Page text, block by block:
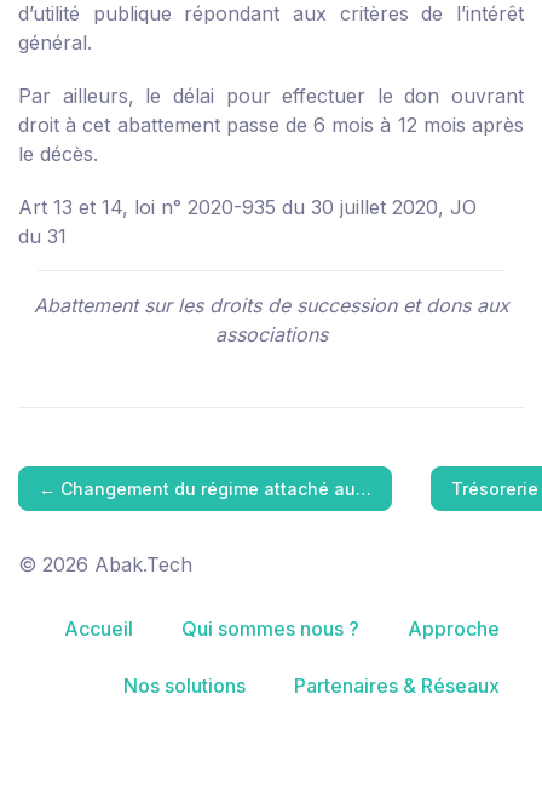
d’utilité publique répondant aux critères de l’intérêt
général.
Par ailleurs, le délai pour effectuer le don ouvrant
droit à cet abattement passe de 6 mois à 12 mois après
le décès.
Art 13 et 14, loi n° 2020-935 du 30 juillet 2020, JO
du 31
Abattement sur les droits de succession et dons aux
associations
← Changement du régime attaché au…
© 2026 Abak.Tech
Accueil Qui sommes nous ? Approche
Nos solutions Partenaires & Réseaux